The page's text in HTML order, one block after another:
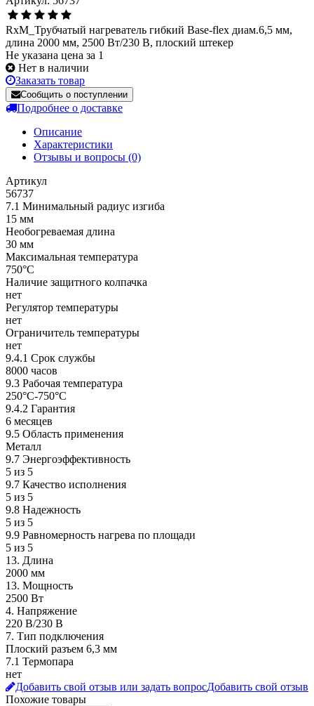
RxM_Трубчатый нагреватель гибкий Base-flex диам.6,5 мм,
длина 2000 мм, 2500 Вт/230 В, плоский штекер
Не указана цена за 1
Нет в наличии
Заказать товар
Сообщить о поступлении
Подробнее о доставке
Описание
Характеристики
Отзывы и вопросы (0)
Артикул
56737
7.1 Минимальный радиус изгиба
15 мм
Необогреваемая длина
30 мм
Максимальная температура
750°C
Наличие защитного колпачка
нет
Регулятор температуры
нет
Ограничитель температуры
нет
9.4.1 Срок службы
8000 часов
9.3 Рабочая температура
250°C-750°C
9.4.2 Гарантия
6 месяцев
9.5 Область применения
Металл
9.7 Энергоэффективность
5 из 5
9.7 Качество исполнения
5 из 5
9.8 Надежность
5 из 5
9.9 Равномерность нагрева по площади
5 из 5
13. Длина
2000 мм
13. Мощность
2500 Вт
4. Напряжение
220 В/230 B
7. Тип подключения
Плоский разъем 6,3 мм
7.1 Термопара
нет
Добавить свой отзыв или задать вопросДобавить свой отзыв
Похожие товары